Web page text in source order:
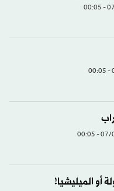
أو الميليشيا!